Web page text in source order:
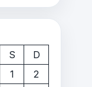
S
D
1
2